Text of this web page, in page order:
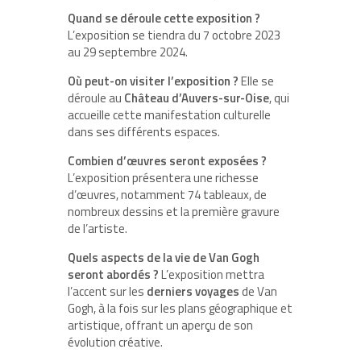
Quand se déroule cette exposition ?
L’exposition se tiendra du 7 octobre 2023
au 29 septembre 2024.
Où peut-on visiter l’exposition ?Elle se
déroule au Château d’Auvers-sur-Oise, qui
accueille cette manifestation culturelle
dans ses différents espaces.
Combien d’œuvres seront exposées ?
L’exposition présentera une richesse
d’œuvres, notamment 74 tableaux, de
nombreux dessins et la première gravure
de l’artiste.
Quels aspects de la vie de Van Gogh
seront abordés ?L’exposition mettra
l’accent sur les derniers voyagesde Van
Gogh, à la fois sur les plans géographique et
artistique, offrant un aperçu de son
évolution créative.